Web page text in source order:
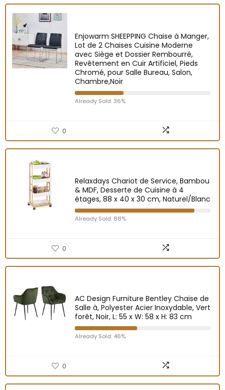
Enjowarm SHEEPPING Chaise à Manger,
Lot de 2 Chaises Cuisine Moderne
avec Siège et Dossier Rembourré,
Revêtement en Cuir Artificiel, Pieds
Chromé, pour Salle Bureau, Salon,
Chambre,Noir
Already Sold: 36%
0
Relaxdays Chariot de Service, Bambou
& MDF, Desserte de Cuisine à 4
étages, 88 x 40 x 30 cm, Naturel/Blanc
Already Sold: 88%
0
AC Design Furniture Bentley Chaise de
Salle à, Polyester Acier Inoxydable, Vert
forêt, Noir, L: 55 x W: 58 x H: 83 cm
Already Sold: 46%
0